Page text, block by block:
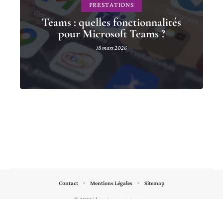
PRESTATIONS
Teams : quelles fonctionnalités
pour Microsoft Teams ?
18 mars 2026
Contact Mentions Légales Sitemap